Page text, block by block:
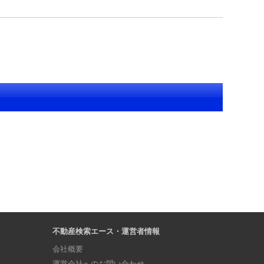
不動産検索エース・運営者情報
会社概要